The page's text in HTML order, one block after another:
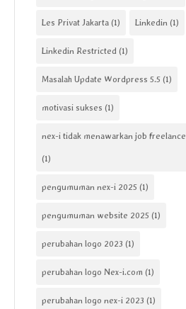
Les Privat Jakarta(1) Linkedin(1)
Linkedin Restricted (1)
Masalah Update Wordpress 5.5(1)
motivasi sukses (1)
nex-i tidak menawarkan job freelance
(1)
pengumuman nex-i 2025(1)
pengumuman website 2025(1)
perubahan logo 2023 (1)
perubahan logo Nex-i.com (1)
perubahan logo nex-i 2023 (1)